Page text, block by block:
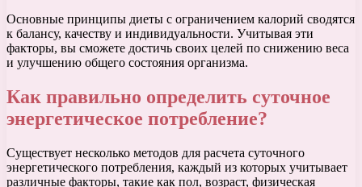
Основные принципы диеты с ограничением калорий сводятся
к балансу, качеству и индивидуальности. Учитывая эти
факторы, вы сможете достичь своих целей по снижению веса
и улучшению общего состояния организма.
Как правильно определить суточное
энергетическое потребление?
Существует несколько методов для расчета суточного
энергетического потребления, каждый из которых учитывает
различные факторы, такие как пол, возраст, физическая